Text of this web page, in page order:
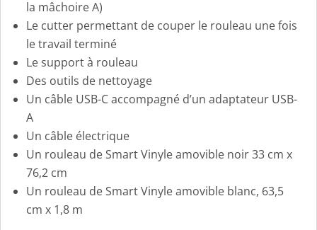
la mâchoire A)
Le cutter permettant de couper le rouleau une fois
le travail terminé
Le support à rouleau
Des outils de nettoyage
Un câble USB-C accompagné d’un adaptateur USB-
A
Un câble électrique
Un rouleau de Smart Vinyle amovible noir 33 cm x
76,2 cm
Un rouleau de Smart Vinyle amovible blanc, 63,5
cm x 1,8 m